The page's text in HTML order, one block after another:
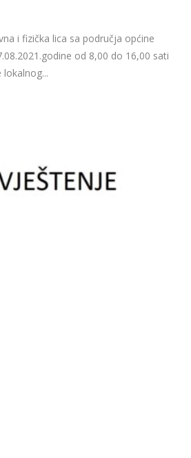
i fizička lica sa područja općine
od 8,00 do 16,00 sati